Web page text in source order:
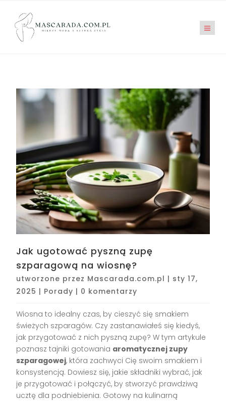
Jak ugotować pyszną zupę
szparagową na wiosnę?
utworzone przez Mascarada.com.pl | sty 17,
2025 | Porady | 0 komentarzy
Wiosna to idealny czas, by cieszyć się smakiem
świeżych szparagów. Czy zastanawiałeś się kiedyś,
jak przygotować z nich pyszną zupę? W tym artykule
poznasz tajniki gotowania aromatycznej zupy
szparagowej, która zachwyci Cię swoim smakiem i
konsystencją. Dowiesz się, jakie składniki wybrać, jak
je przygotować i połączyć, by stworzyć prawdziwą
ucztę dla podniebienia. Gotowy na kulinarną